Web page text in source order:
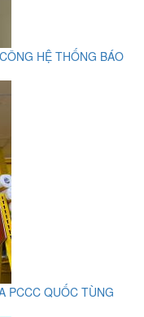
HỆ THỐNG BÁO
PCCC QUỐC TÙNG